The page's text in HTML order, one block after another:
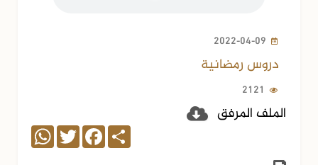
2022-04-09
دروس رمضانية
2121
الملف المرفق
Share
Facebook
Twitter
WhatsApp